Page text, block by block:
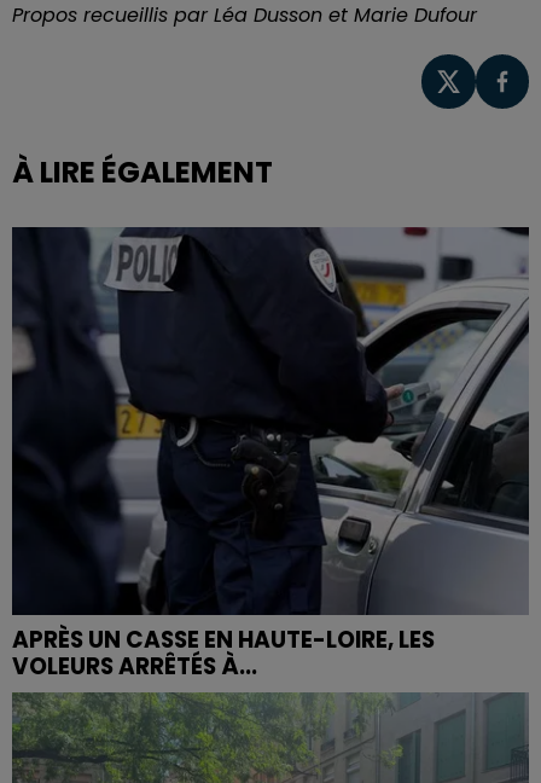
Propos recueillis par Léa Dusson et Marie Dufour
À LIRE ÉGALEMENT
APRÈS UN CASSE EN HAUTE-LOIRE, LES
VOLEURS ARRÊTÉS À...